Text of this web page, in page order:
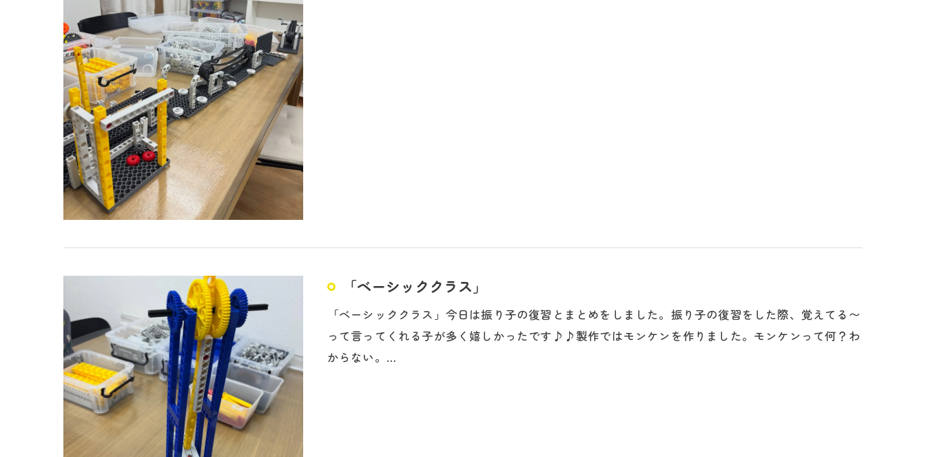
「ベーシッククラス」
「ベーシッククラス」今日は振り子の復習とまとめをしました。振り子の復習をした際、覚えてる〜
って言ってくれる子が多く嬉しかったです♪♪製作ではモンケンを作りました。モンケンって何？わ
からない。…